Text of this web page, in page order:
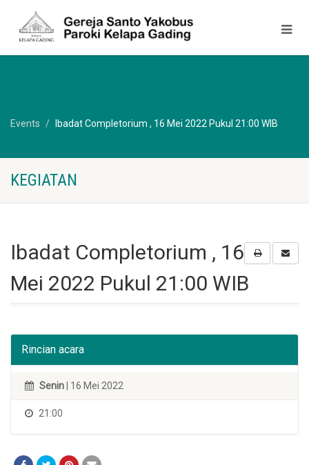
Events Ibadat Completorium , 16 Mei 2022 Pukul 21:00 WIB
KEGIATAN
Ibadat Completorium , 16
Mei 2022 Pukul 21:00 WIB
Rincian acara
Senin | 16 Mei 2022
21:00